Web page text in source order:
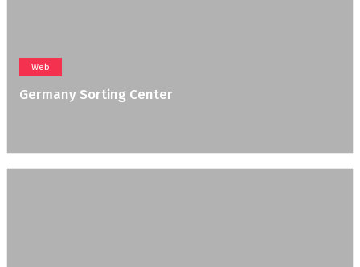
Web
Germany Sorting Center